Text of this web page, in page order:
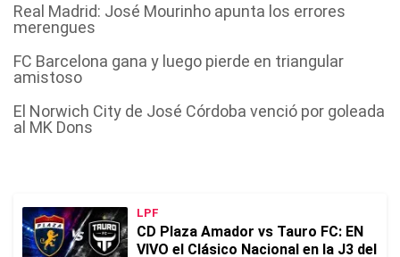
Real Madrid: José Mourinho apunta los errores
merengues
FC Barcelona gana y luego pierde en triangular
amistoso
El Norwich City de José Córdoba venció por goleada
al MK Dons
LPF
CD Plaza Amador vs Tauro FC: EN
VIVO el Clásico Nacional en la J3 del